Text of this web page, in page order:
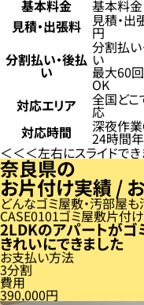
基本料金
基本料
見積・出張料
見積・出
円
分割払い・後払
い
分割払い
い
最大60
OK
対応エリア
全国どこ
応
対応時間
深夜作
24時間
左右にスライドで
奈良県の
お片付け実績 /
どんなゴミ屋敷・汚部屋も
CASE 01ゴミ屋敷片付
2LDKのアパートがゴ
きれいにできました
お支払い方法
3分割
費用
390,000円